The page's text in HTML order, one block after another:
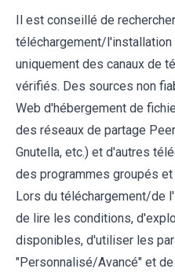
Il est conseillé de
téléchargement/
uniquement des canaux de
vérifiés. Des sources non
Web d'hébergement de
des réseaux de partage
Gnutella, etc.) et d'autres
des programmes groupés
Lors du téléchargement/de
de lire les conditions,
disponibles, d'utiliser les
"Personnalisé/Avancé" et